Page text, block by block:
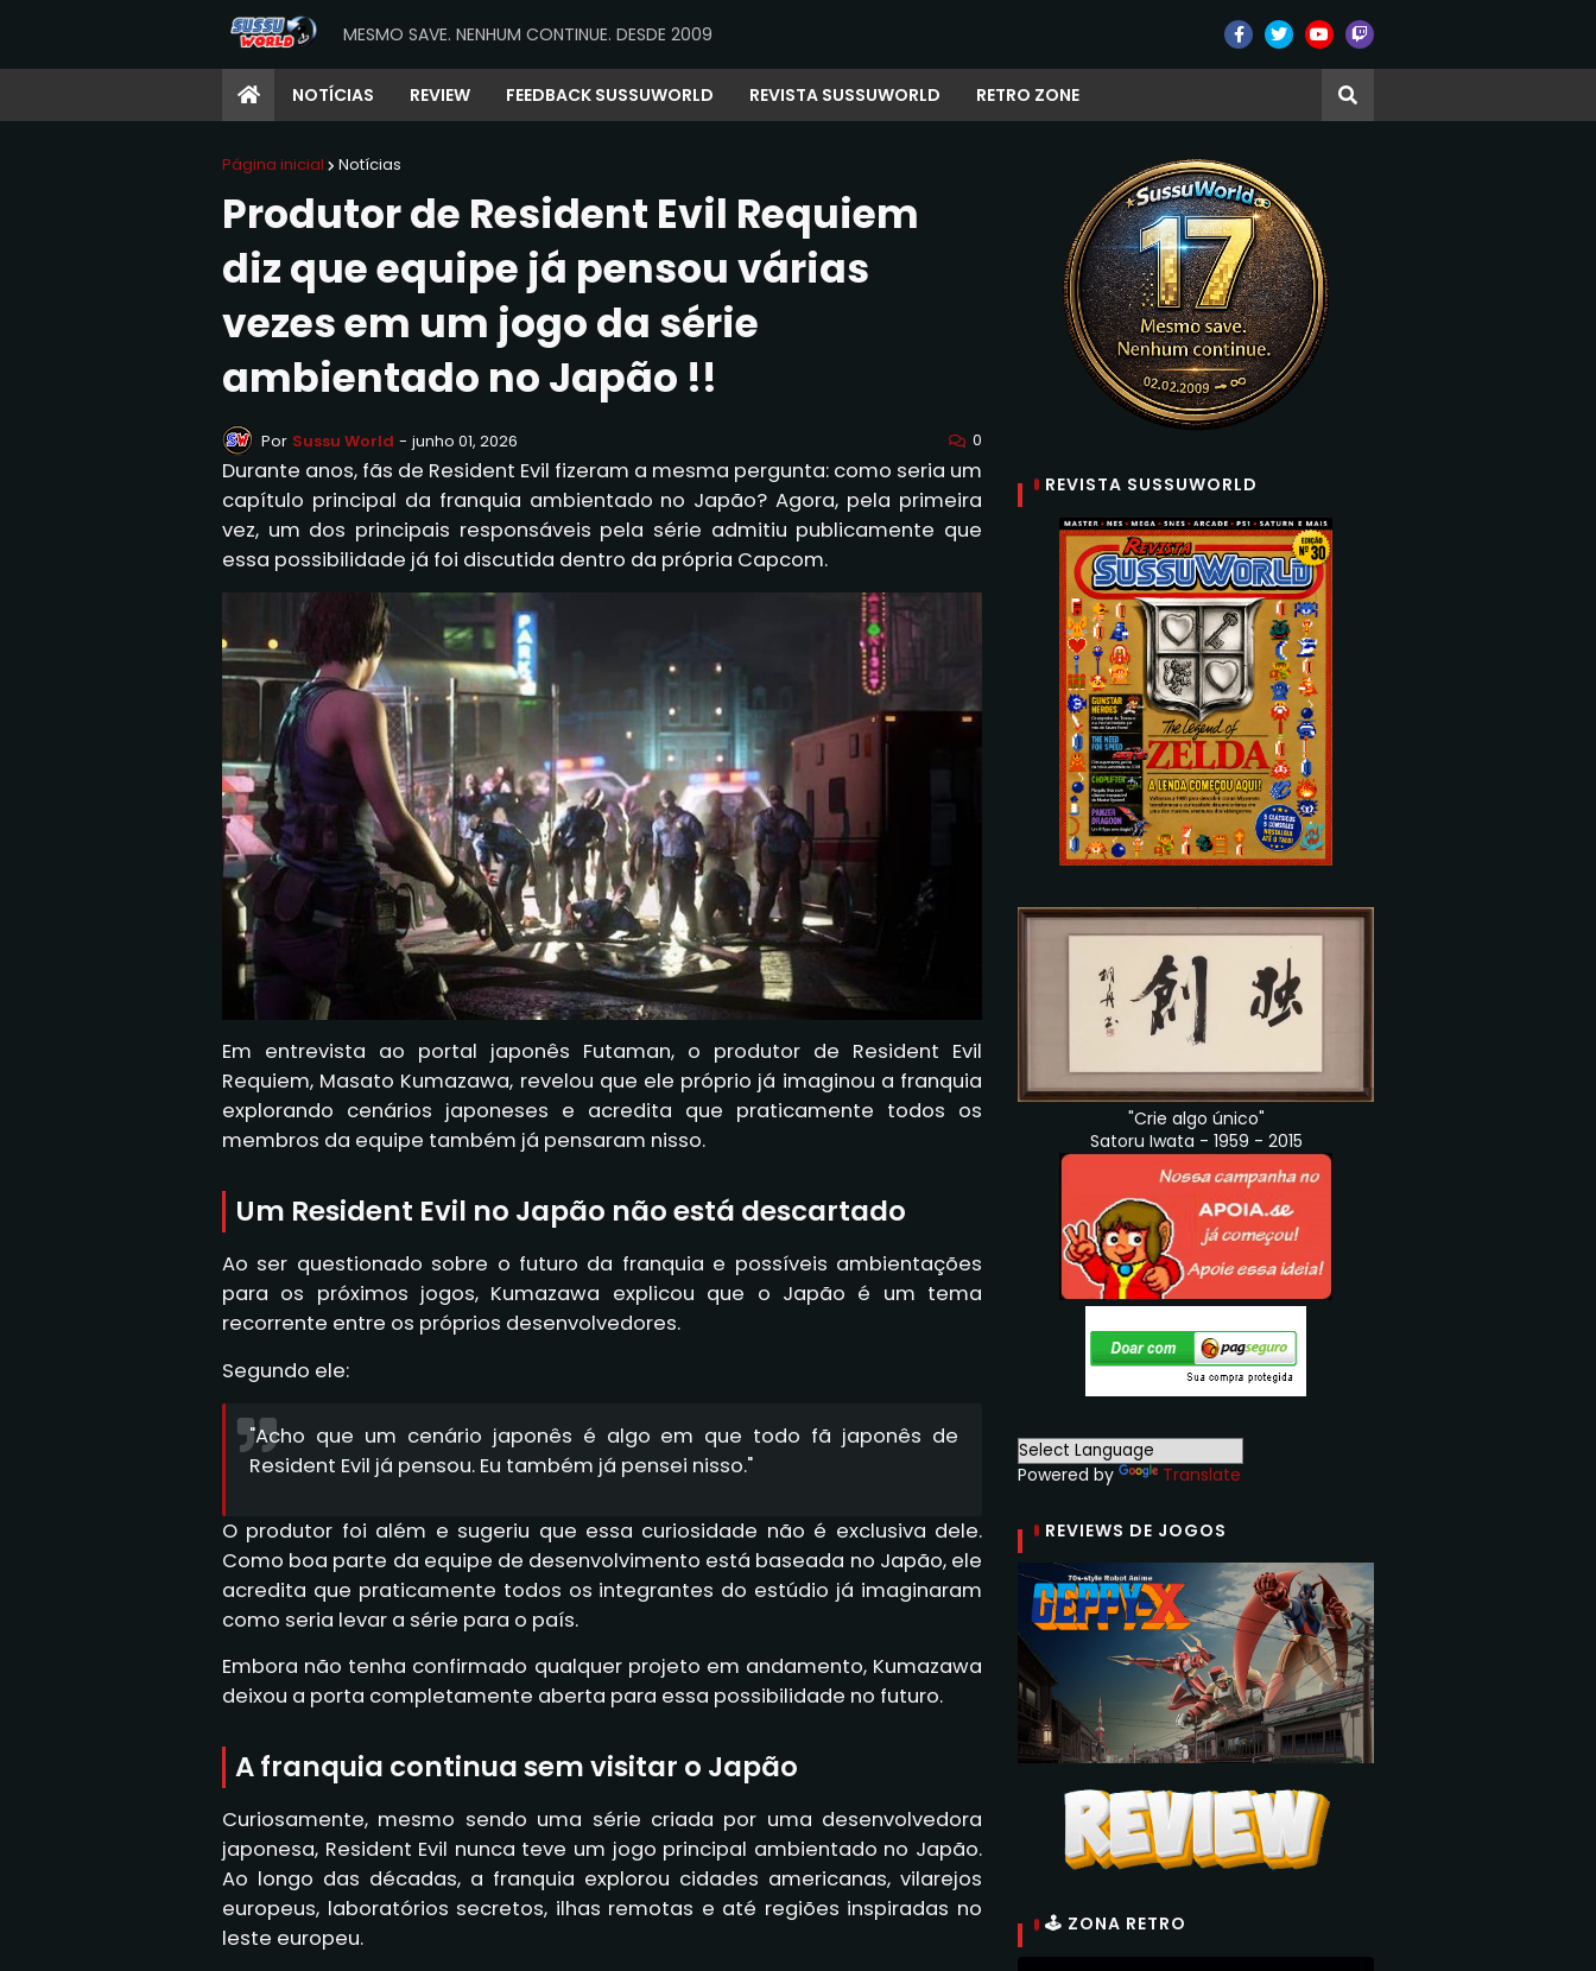
MESMO SAVE. NENHUM CONTINUE. DESDE 2009
NOTÍCIAS REVIEW FEEDBACK SUSSUWORLD REVISTA SUSSUWORLD RETRO ZONE
Página inicial Notícias
Produtor de Resident Evil Requiem
diz que equipe já pensou várias
vezes em um jogo da série
ambientado no Japão !!
Por Sussu World - junho 01, 2026 0
Durante anos, fãs de Resident Evil fizeram a mesma pergunta: como seria um
capítulo principal da franquia ambientado no Japão? Agora, pela primeira
vez, um dos principais responsáveis pela série admitiu publicamente que
essa possibilidade já foi discutida dentro da própria Capcom.
Em entrevista ao portal japonês Futaman, o produtor de Resident Evil
Requiem, Masato Kumazawa, revelou que ele próprio já imaginou a franquia
explorando cenários japoneses e acredita que praticamente todos os
membros da equipe também já pensaram nisso.
Um Resident Evil no Japão não está descartado
Ao ser questionado sobre o futuro da franquia e possíveis ambientações
para os próximos jogos, Kumazawa explicou que o Japão é um tema
recorrente entre os próprios desenvolvedores.
Segundo ele:
"Acho que um cenário japonês é algo em que todo fã japonês de
Resident Evil já pensou. Eu também já pensei nisso."
O produtor foi além e sugeriu que essa curiosidade não é exclusiva dele.
Como boa parte da equipe de desenvolvimento está baseada no Japão, ele
acredita que praticamente todos os integrantes do estúdio já imaginaram
como seria levar a série para o país.
Embora não tenha confirmado qualquer projeto em andamento, Kumazawa
deixou a porta completamente aberta para essa possibilidade no futuro.
A franquia continua sem visitar o Japão
Curiosamente, mesmo sendo uma série criada por uma desenvolvedora
japonesa, Resident Evil nunca teve um jogo principal ambientado no Japão.
Ao longo das décadas, a franquia explorou cidades americanas, vilarejos
europeus, laboratórios secretos, ilhas remotas e até regiões inspiradas no
leste europeu.
REVISTA SUSSUWORLD
"Crie algo único"
Satoru Iwata - 1959 - 2015
Powered by Translate
REVIEWS DE JOGOS
🕹 ZONA RETRO